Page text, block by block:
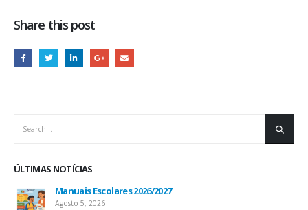
Share this post
ÚLTIMAS NOTÍCIAS
Manuais Escolares 2026/2027
Agosto 5, 2026